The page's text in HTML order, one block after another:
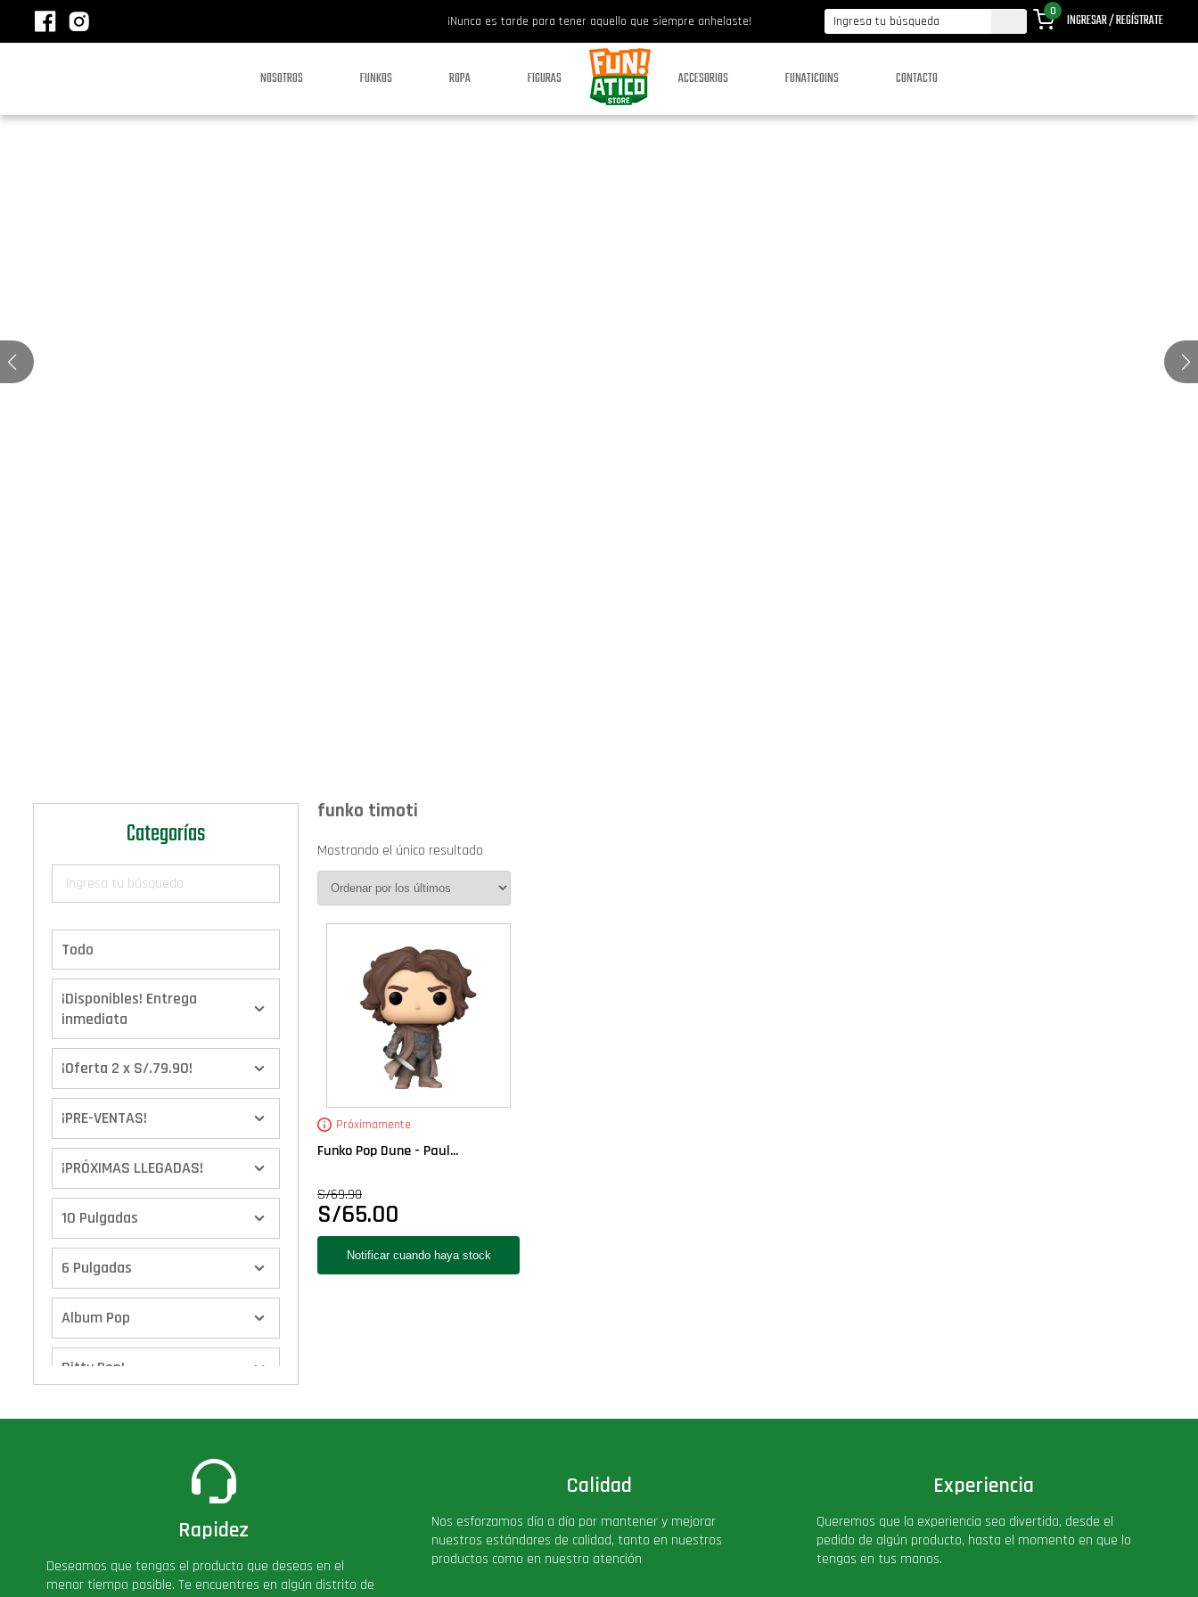
¡Nunca es tarde para tener aquello que siempre anhelaste!
0 INGRESAR / REGÍSTRATE
NOSOTROS FUNKOS ROPA FIGURAS ACCESORIOS FUNATICOINS CONTACTO
Categorías
Todo
¡Disponibles! Entrega
inmediata
¡Oferta 2 x S/.79.90!
¡PRE-VENTAS!
¡PRÓXIMAS LLEGADAS!
10 Pulgadas
6 Pulgadas
Album Pop
Bitty Pop!
Boxes
Calendario de Adviento
Deluxe
funko timoti
Mostrando el único resultado
Próximamente
Funko Pop Dune - Paul...
S/69.90
S/65.00
Rapidez
Deseamos que tengas el producto que deseas en el
menor tiempo posible. Te encuentres en algún distrito de
Calidad
Nos esforzamos día a día por mantener y mejorar
nuestros estándares de calidad, tanto en nuestros
productos como en nuestra atención
Experiencia
Queremos que la experiencia sea divertida, desde el
pedido de algún producto, hasta el momento en que lo
tengas en tus manos.